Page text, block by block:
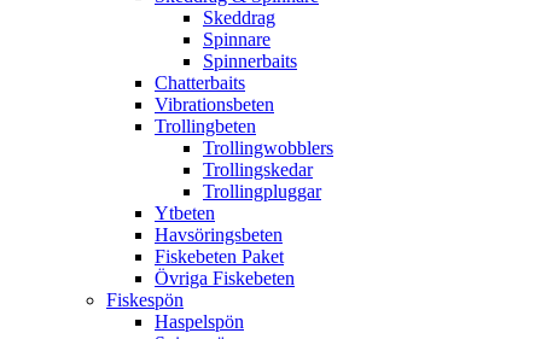
Skeddrag
Spinnare
Spinnerbaits
Chatterbaits
Vibrationsbeten
Trollingbeten
Trollingwobblers
Trollingskedar
Trollingpluggar
Ytbeten
Havsöringsbeten
Fiskebeten Paket
Övriga Fiskebeten
Fiskespön
Haspelspön